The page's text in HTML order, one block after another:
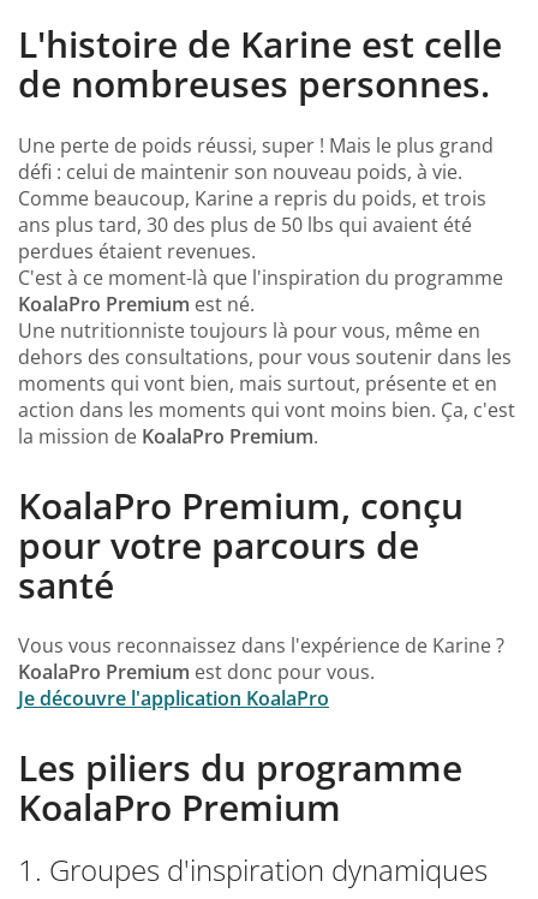
L'histoire de Karine est celle
de nombreuses personnes.
Une perte de poids réussi, super ! Mais le plus grand
défi : celui de maintenir son nouveau poids, à vie.
Comme beaucoup, Karine a repris du poids, et trois
ans plus tard, 30 des plus de 50 lbs qui avaient été
perdues étaient revenues.
C'est à ce moment-là que l'inspiration du programme
KoalaPro Premium est né.
Une nutritionniste toujours là pour vous, même en
dehors des consultations, pour vous soutenir dans les
moments qui vont bien, mais surtout, présente et en
action dans les moments qui vont moins bien. Ça, c'est
la mission de KoalaPro Premium.
KoalaPro Premium, conçu
pour votre parcours de
santé
Vous vous reconnaissez dans l'expérience de Karine ?
KoalaPro Premium est donc pour vous.
Je découvre l'application KoalaPro
Les piliers du programme
KoalaPro Premium
1. Groupes d'inspiration dynamiques